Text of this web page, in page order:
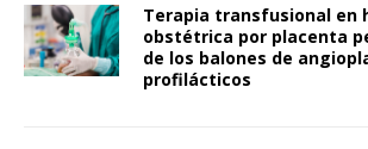
Terapia transfusional en
obstétrica por placenta
de los balones de
profilácticos